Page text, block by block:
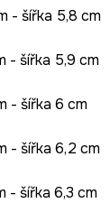
- šířka 5,8 cm
- šířka 5,9 cm
- šířka 6 cm
- šířka 6,2 cm
- šířka 6,3 cm